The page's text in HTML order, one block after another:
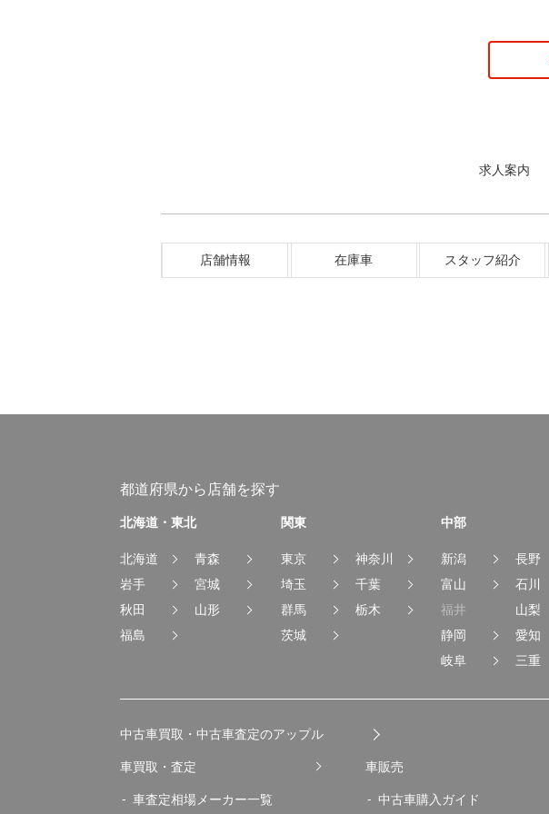
求人案内
店舗情報 在庫車 スタッフ紹介
都道府県から店舗を探す
北海道・東北
北海道
青森
岩手
宮城
秋田
山形
福島
関東
東京
神奈川
埼玉
千葉
群馬
栃木
茨城
中部
新潟
長野
富山
石川
福井
山梨
静岡
愛知
岐阜
三重
中古車買取・中古車査定のアップル
車買取・査定
車査定相場メーカー一覧
車販売
中古車購入ガイド